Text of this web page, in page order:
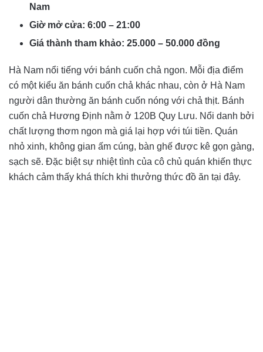
Nam
Giờ mở cửa: 6:00 – 21:00
Giá thành tham khảo: 25.000 – 50.000 đồng
Hà Nam nổi tiếng với bánh cuốn chả ngon. Mỗi địa điểm
có một kiểu ăn bánh cuốn chả khác nhau, còn ở Hà Nam
người dân thường ăn bánh cuốn nóng với chả thịt. Bánh
cuốn chả Hương Định nằm ở 120B Quy Lưu. Nổi danh bởi
chất lượng thơm ngon mà giá lại hợp với túi tiền. Quán
nhỏ xinh, không gian ấm cúng, bàn ghế được kê gọn gàng,
sạch sẽ. Đặc biệt sự nhiệt tình của cô chủ quán khiến thực
khách cảm thấy khá thích khi thưởng thức đồ ăn tại đây.